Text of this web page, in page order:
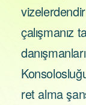
çalışmanız
ret alma